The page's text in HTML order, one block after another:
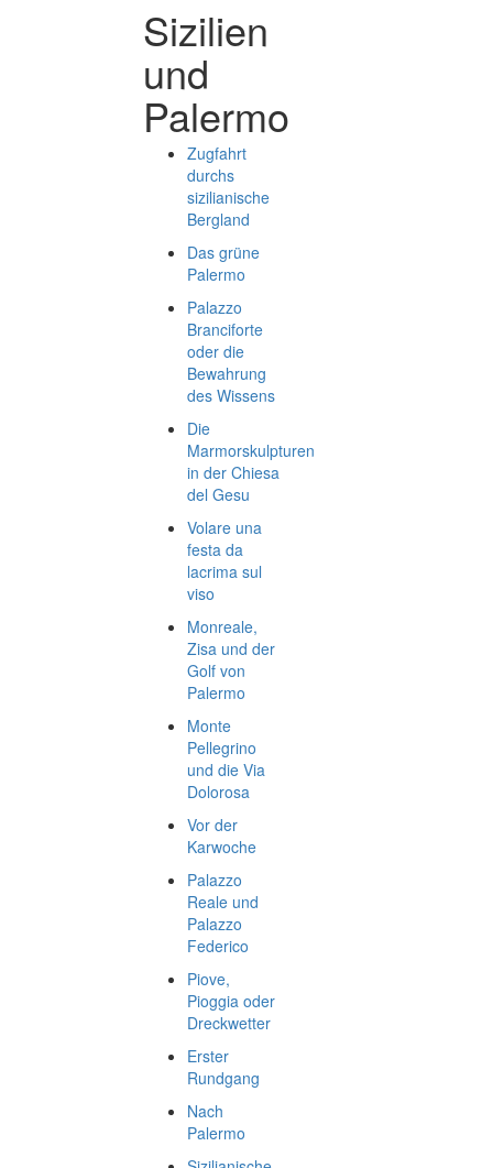
Sizilien
und
Palermo
Zugfahrt
durchs
sizilianische
Bergland
Das grüne
Palermo
Palazzo
Branciforte
oder die
Bewahrung
des Wissens
Die
Marmorskulpturen
in der Chiesa
del Gesu
Volare una
festa da
lacrima sul
viso
Monreale,
Zisa und der
Golf von
Palermo
Monte
Pellegrino
und die Via
Dolorosa
Vor der
Karwoche
Palazzo
Reale und
Palazzo
Federico
Piove,
Pioggia oder
Dreckwetter
Erster
Rundgang
Nach
Palermo